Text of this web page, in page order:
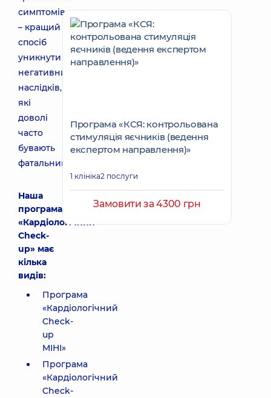
симптомів
– кращий
спосіб
уникнути
негативних
наслідків,
які
доволі
часто
бувають
фатальними.
Наша
програма
«Кардіологічний
Check-
up» має
кілька
видів:
Програма
«Кардіологічний
Check-
up
MIНІ»
Програма
«Кардіологічний
Check-
Програма «КСЯ: контрольована
стимуляція яєчників (ведення
експертом направлення)»
1 клініка2 послуги
Замовити за 4300 грн